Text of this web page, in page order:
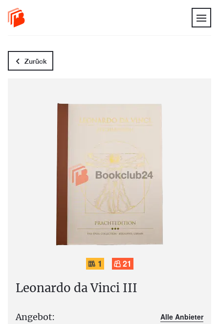
Zurück
1 21
Leonardo da Vinci III
Angebot: Alle Anbieter